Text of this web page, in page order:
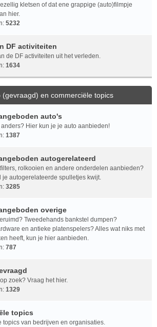
kletsen of dat ene grappige (auto)filmpje
hier.
5232
DF activiteiten
de DF activiteiten uit het verleden.
1634
(gevraagd) en commerciële topics
auto's
Hier kun je je auto aanbieden!
1387
autogerelateerd
rolkooien en andere onderdelen aanbieden?
je autogerelateerde spulletjes kwijt.
3285
overige
Tweedehands bankstel dumpen?
en antieke platenspelers? Alles wat niks met
heeft, kun je hier aanbieden.
787
zoek? Vraag het hier.
1329
topics
topics van bedrijven en organisaties.